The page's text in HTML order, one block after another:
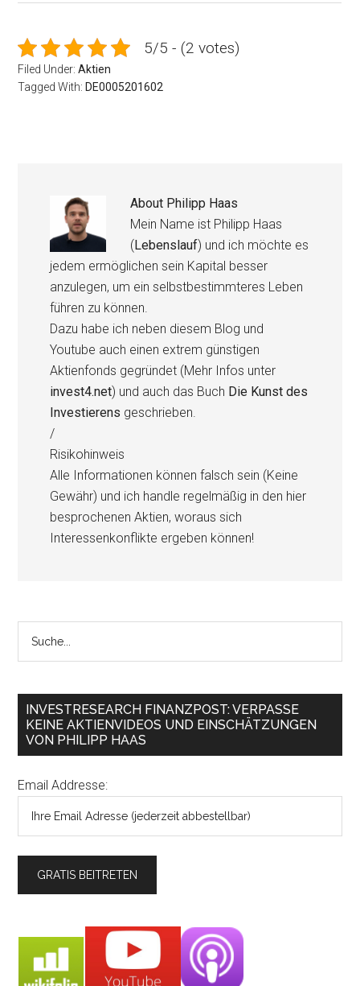
5/5 - (2 votes)
Filed Under:Aktien
Tagged With:DE0005201602
About Philipp Haas
Mein Name ist Philipp Haas
(Lebenslauf) und ich möchte es
jedem ermöglichen sein Kapital besser
anzulegen, um ein selbstbestimmteres Leben
führen zu können.
Dazu habe ich neben diesem Blog und
Youtube auch einen extrem günstigen
Aktienfonds gegründet (Mehr Infos unter
invest4.net) und auch das Buch Die Kunst des
Investierens geschrieben.
/
Risikohinweis
Alle Informationen können falsch sein (Keine
Gewähr) und ich handle regelmäßig in den hier
besprochenen Aktien, woraus sich
Interessenkonflikte ergeben können!
INVESTRESEARCH FINANZPOST: VERPASSE
KEINE AKTIENVIDEOS UND EINSCHÄTZUNGEN
VON PHILIPP HAAS
Email Addresse: